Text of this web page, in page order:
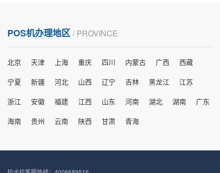
POS机办理地区 / PROVINCE
北京 天津 上海 重庆 四川 内蒙古 广西
西藏
宁夏
新疆 河北 山西 辽宁 吉林 黑龙江
江苏
浙江
安徽 福建 江西 山东 河南 湖北 湖南
广东
海南
贵州 云南 陕西 甘肃 青海